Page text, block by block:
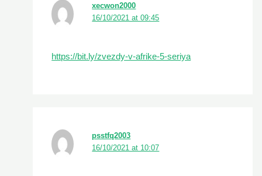
xecwon2000
16/10/2021 at 09:45
https://bit.ly/zvezdy-v-afrike-5-seriya
psstfq2003
16/10/2021 at 10:07